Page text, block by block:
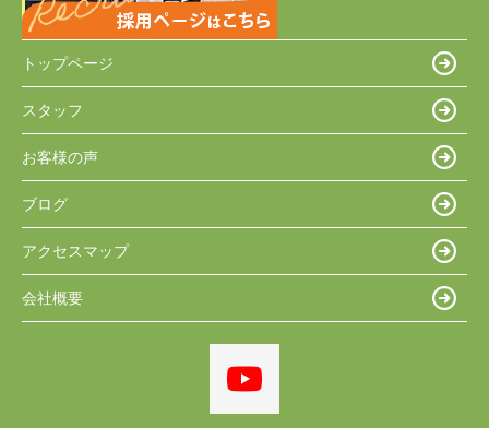
トップページ
スタッフ
お客様の声
ブログ
アクセスマップ
会社概要